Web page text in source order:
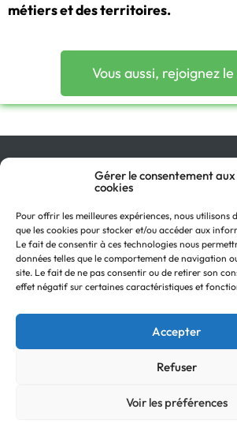
Gérer le consentement aux
cookies
Pour offrir les meilleures expériences, nous utilisons
que les cookies pour stocker et/ou accéder aux
Le fait de consentir à ces technologies nous
données telles que le comportement de navigation
site. Le fait de ne pas consentir ou de retirer son
effet négatif sur certaines caractéristiques et
Accepter
Refuser
Voir les préférences
métiers et des territoires.
Vous aussi, rejoignez le
Qu’est-ce que le GIR ?
Pourquoi adhérer ?
On parle de nous !
Actualités
Contactez-nous
Recevez notre Newsletter
Recrutements
Politique de confidentialité